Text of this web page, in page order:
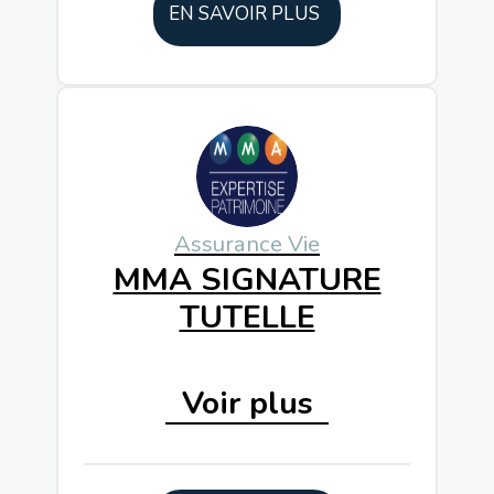
EN SAVOIR PLUS
Assurance Vie
MMA SIGNATURE
TUTELLE
Voir plus
Unités De ComptePlus de 150
10 000€
Horizon De Placement 10 ans